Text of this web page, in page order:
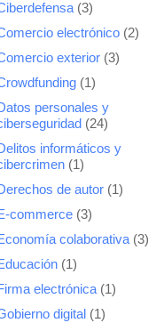
(3)
electrónico (2)
exterior (3)
(1)
personales y
(24)
informáticos y
(1)
de autor (1)
commerce (3)
colaborativa (3)
(1)
electrónica (1)
digital (1)